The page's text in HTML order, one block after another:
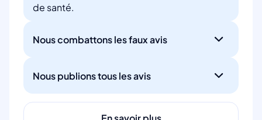
de santé.
Nous combattons les faux avis
Nous publions tous les avis